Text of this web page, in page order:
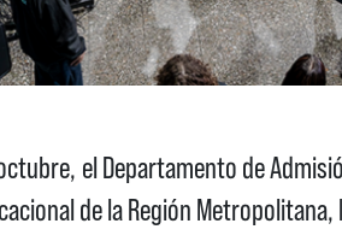
el Departamento de
de la Región